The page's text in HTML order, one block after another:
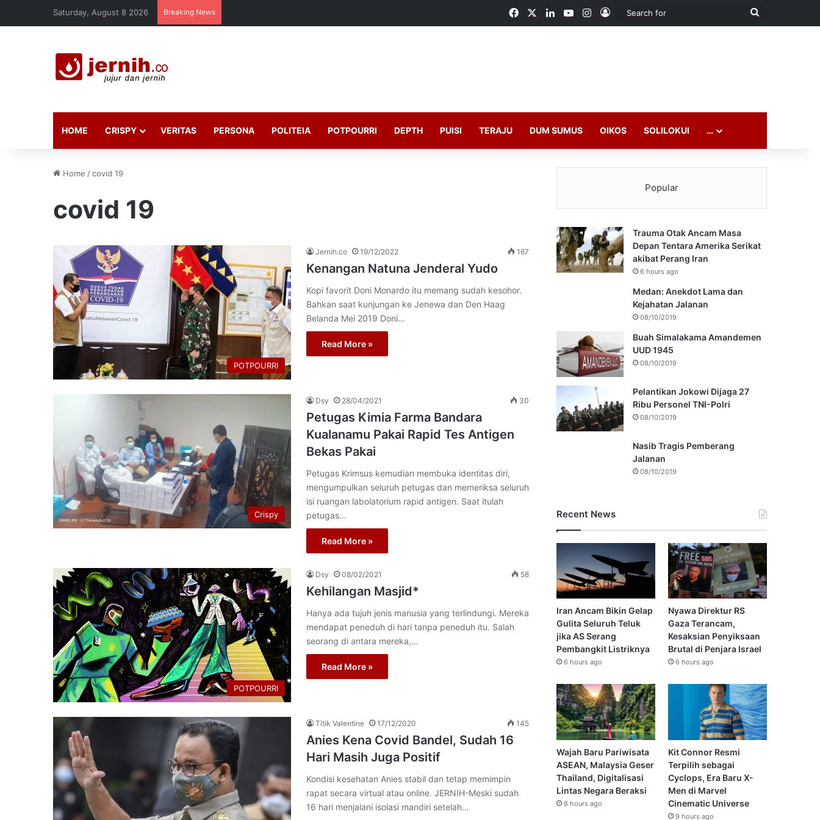
Saturday, August 8 2026 Breaking News FacebookLinkedInYouTubeInstagram
Log In
Search
HOME CRISPY VERITAS PERSONA POLITEIA POTPOURRI DEPTH PUISI TERAJU DUM SUMUS OIKOS SOLILOKUI …
Home /covid 19
covid 19
POTPOURRI
Jernih.co 19/12/2022 167
Kenangan Natuna Jenderal Yudo
Kopi favorit Doni Monardo itu memang sudah kesohor.
Bahkan saat kunjungan ke Jenewa dan Den Haag
Belanda Mei 2019 Doni…
Read More »
Crispy
Dsy 28/04/2021 30
Petugas Kimia Farma Bandara
Kualanamu Pakai Rapid Tes Antigen
Bekas Pakai
Petugas Krimsus kemudian membuka identitas diri,
mengumpulkan seluruh petugas dan memeriksa seluruh
isi ruangan labolatorium rapid antigen. Saat itulah
petugas…
Read More »
POTPOURRI
Dsy 08/02/2021 58
Kehilangan Masjid*
Hanya ada tujuh jenis manusia yang terlindungi. Mereka
mendapat peneduh di hari tanpa peneduh itu. Salah
seorang di antara mereka,…
Read More »
Titik Valentine 17/12/2020 145
Anies Kena Covid Bandel, Sudah 16
Hari Masih Juga Positif
Kondisi kesehatan Anies stabil dan tetap memimpin
rapat secara virtual atau online. JERNIH-Meski sudah
16 hari menjalani isolasi mandiri setelah…
Popular
Trauma Otak Ancam Masa
Depan Tentara Amerika Serikat
akibat Perang Iran
6 hours ago
Medan: Anekdot Lama dan
Kejahatan Jalanan
08/10/2019
Buah Simalakama Amandemen
UUD 1945
08/10/2019
Pelantikan Jokowi Dijaga 27
Ribu Personel TNI-Polri
08/10/2019
Nasib Tragis Pemberang
Jalanan
08/10/2019
Recent News
Iran Ancam Bikin Gelap
Gulita Seluruh Teluk
jika AS Serang
Pembangkit Listriknya
6 hours ago
Nyawa Direktur RS
Gaza Terancam,
Kesaksian Penyiksaan
Brutal di Penjara Israel
6 hours ago
Wajah Baru Pariwisata
ASEAN, Malaysia Geser
Thailand, Digitalisasi
Lintas Negara Beraksi
8 hours ago
Kit Connor Resmi
Terpilih sebagai
Cyclops, Era Baru X-
Men di Marvel
Cinematic Universe
9 hours ago